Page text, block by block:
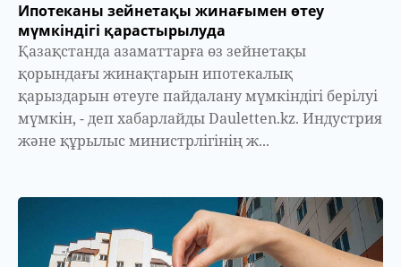
Ипотеканы зейнетақы жинағымен өтеу
мүмкіндігі қарастырылуда
Қазақстанда азаматтарға өз зейнетақы
қорындағы жинақтарын ипотекалық
қарыздарын өтеуге пайдалану мүмкіндігі берілуі
мүмкін, - деп хабарлайды Dauletten.kz. Индустрия
және құрылыс министрлігінің ж...